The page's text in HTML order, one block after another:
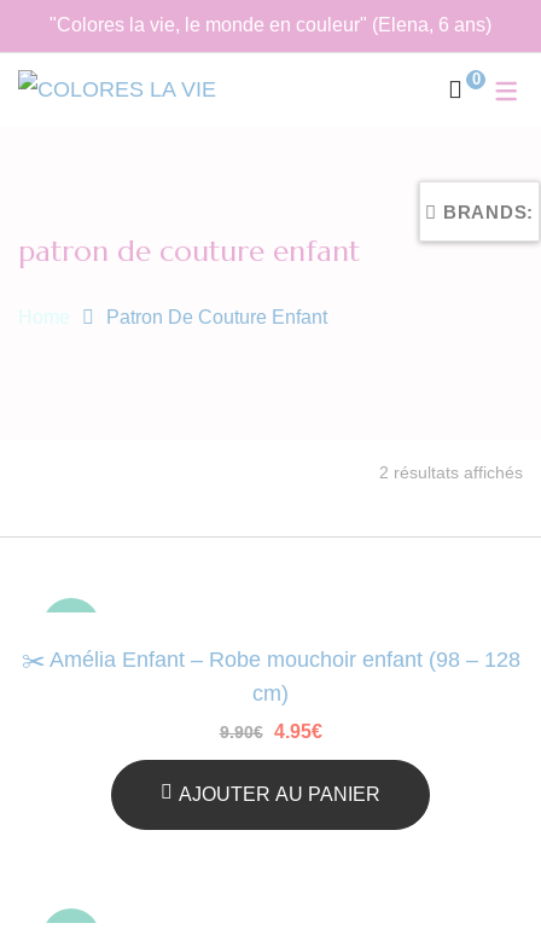
"Colores la vie, le monde en couleur" (Elena, 6 ans)
0
patron de couture enfant
Home Patron De Couture Enfant
2 résultats affichés
✂️ Amélia Enfant – Robe mouchoir enfant (98 – 128
cm)
9.90€ Le
était :
9.90€.
4.95€Le
est :
4.95€.
AJOUTER AU PANIER
BRANDS: